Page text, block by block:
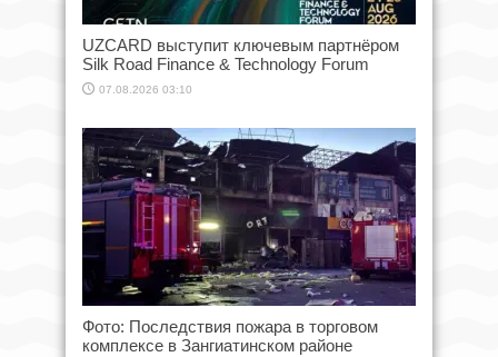
UZCARD выступит ключевым партнёром
Silk Road Finance & Technology Forum
07.08.2026 03:10
Фото: Последствия пожара в торговом
комплексе в Зангиатинском районе